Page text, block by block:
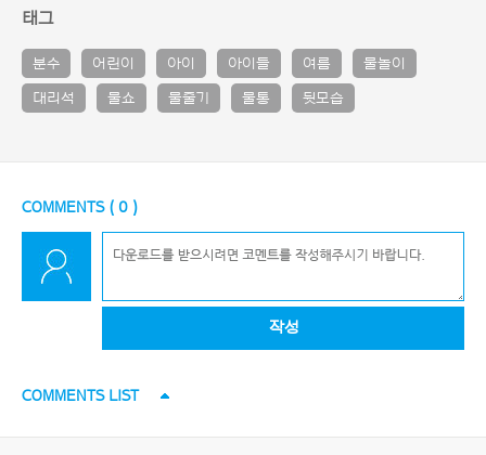
태그
분수 어린이 아이 아이들 여름 물놀이
대리석 물쇼 물줄기 물통 뒷모습
COMMENTS ( 0 )
작성
COMMENTS LIST